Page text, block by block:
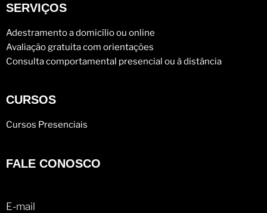
SERVIÇOS
Adestramento a domicílio ou online
Avaliação gratuita com orientações
Consulta comportamental presencial ou à distância
CURSOS
Cursos Presenciais
FALE CONOSCO
E-mail